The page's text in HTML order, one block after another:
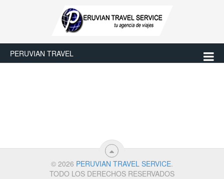
PERUVIAN TRAVEL
© 2026 PERUVIAN TRAVEL SERVICE.
TODO LOS DERECHOS RESERVADOS